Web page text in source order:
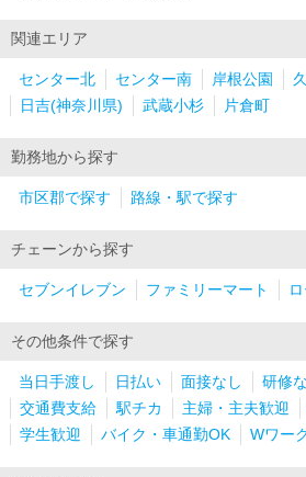
関連エリア
センター北 センター南 岸根公園
日吉(神奈川県)
武蔵小杉 片倉町
勤務地から探す
市区郡で探す 路線・駅で探す
チェーンから探す
セブンイレブン ファミリーマート
その他条件で探す
当日手渡し 日払い 面接なし 研修
交通費支給
駅チカ 主婦・主夫歓迎
学生歓迎
バイク・車通勤OK Wワー